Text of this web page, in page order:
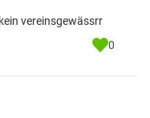
vereinsgewässrr
0